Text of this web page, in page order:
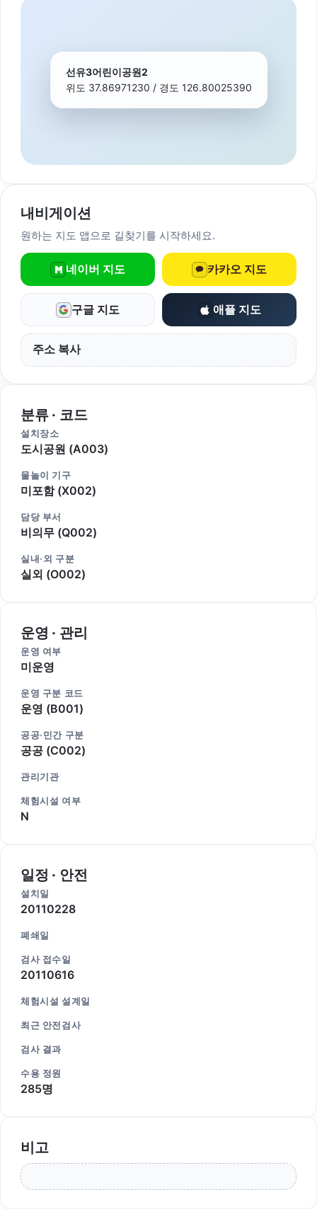
선유3어린이공원2
위도 37.86971230 / 경도 126.80025390
내비게이션
원하는 지도 앱으로 길찾기를 시작하세요.
네이버 지도 카카오 지도
구글 지도 애플 지도
주소 복사
분류 · 코드
설치장소
도시공원 (A003)
물놀이 기구
미포함 (X002)
담당 부서
비의무 (Q002)
실내·외 구분
실외 (O002)
운영 · 관리
운영 여부
미운영
운영 구분 코드
운영 (B001)
공공·민간 구분
공공 (C002)
관리기관
체험시설 여부
N
일정 · 안전
설치일
20110228
폐쇄일
검사 접수일
20110616
체험시설 설계일
최근 안전검사
검사 결과
수용 정원
285명
비고